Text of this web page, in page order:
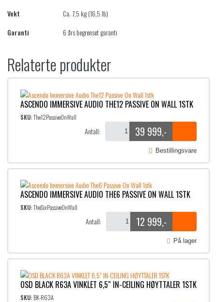
Vekt
Ca. 7,5 kg (16,5 lb)
Garanti
6 års begrenset garanti
Relaterte produkter
ASCENDO IMMERSIVE AUDIO THE12 PASSIVE ON WALL 1STK
SKU:The12PassiveOnWall
Antall: 39 999,-
Bestillingsvare
ASCENDO IMMERSIVE AUDIO THE6 PASSIVE ON WALL 1STK
SKU:TheSixPassiveOnWall
Antall: 12 999,-
På lager
OSD BLACK R63A VINKLET 6,5″ IN-CEILING HØYTTALER 1STK
SKU: BK-R63A